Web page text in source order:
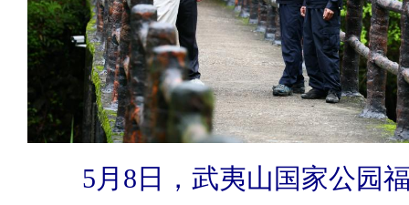
5月8日，武夷山国家公园